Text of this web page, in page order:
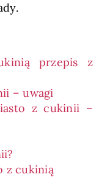
przepis z
– uwagi
z cukinii –
z cukinią